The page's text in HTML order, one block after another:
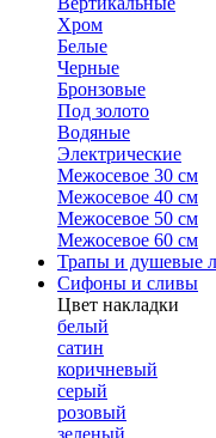
Хром
Белые
Черные
Бронзовые
Под золото
Водяные
Электрические
Межосевое 30 см
Межосевое 40 см
Межосевое 50 см
Межосевое 60 см
Трапы и душевые
Сифоны и сливы
Цвет накладки
белый
сатин
коричневый
серый
розовый
зеленый